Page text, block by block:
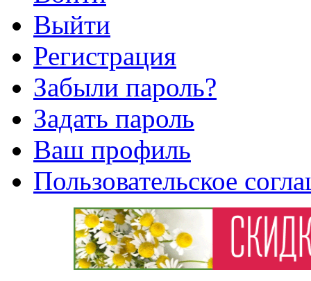
Выйти
Регистрация
Забыли пароль?
Задать пароль
Ваш профиль
Пользовательское